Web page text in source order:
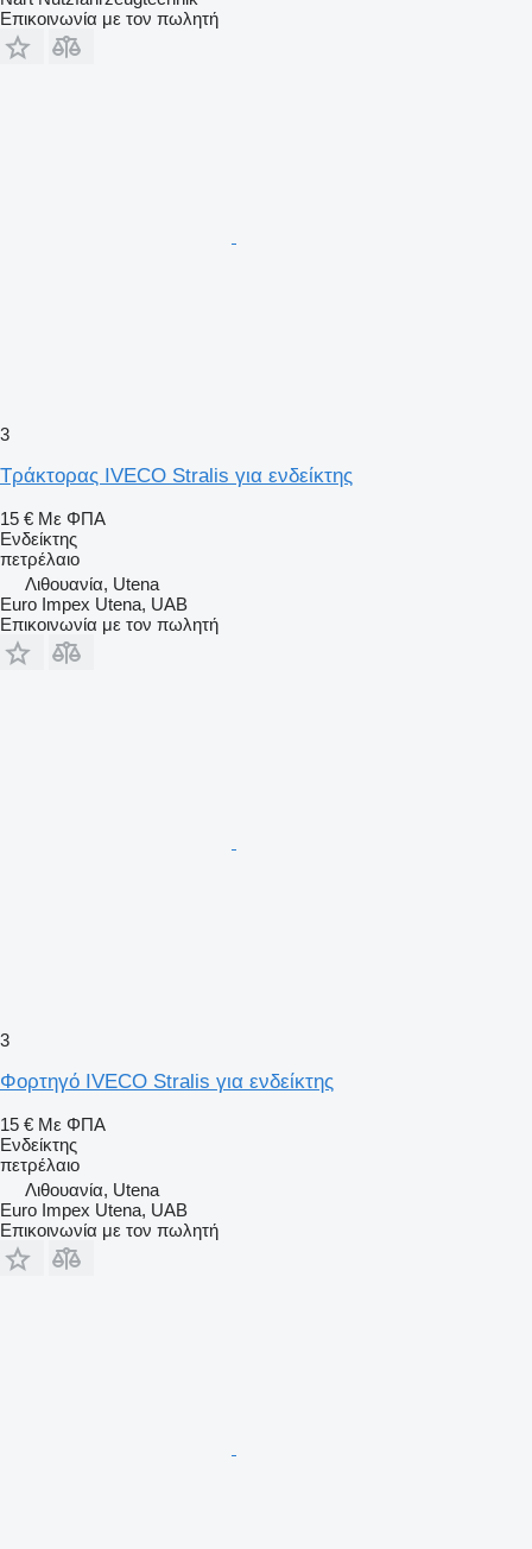
Επικοινωνία με τον πωλητή
3
Τράκτορας IVECO Stralis για ενδείκτης
15 € Με ΦΠΑ
Ενδείκτης
πετρέλαιο
Λιθουανία, Utena
Euro Impex Utena, UAB
Επικοινωνία με τον πωλητή
3
Φορτηγό IVECO Stralis για ενδείκτης
15 € Με ΦΠΑ
Ενδείκτης
πετρέλαιο
Λιθουανία, Utena
Euro Impex Utena, UAB
Επικοινωνία με τον πωλητή